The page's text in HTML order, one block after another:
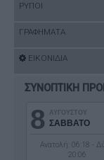
ΡΥΠΟΙ
ΓΡΑΦΗΜΑΤΑ
ΕΙΚΟΝΙΔΙΑ
ΣΥΝΟΠΤΙΚΗ
8 ΑΥΓΟΥΣΤΟΥ
ΣΑΒΒΑΤΟ
Ανατολή: 06:18 -
20:06